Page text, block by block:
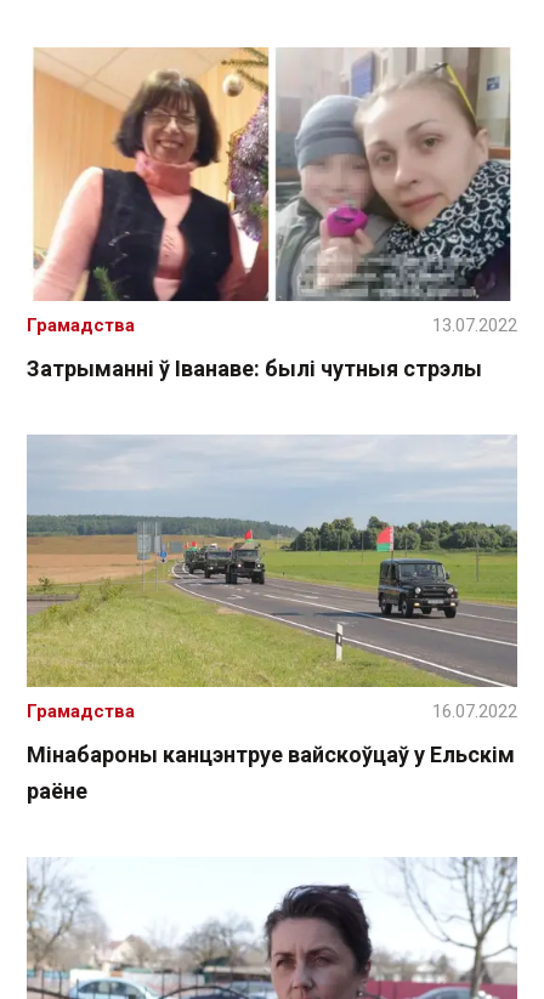
Затрыманні ў Іванаве: былі чутныя стрэлы
Грамадства 13.07.2022
Мінабароны канцэнтруе вайскоўцаў у Ельскім
раёне
Грамадства 16.07.2022